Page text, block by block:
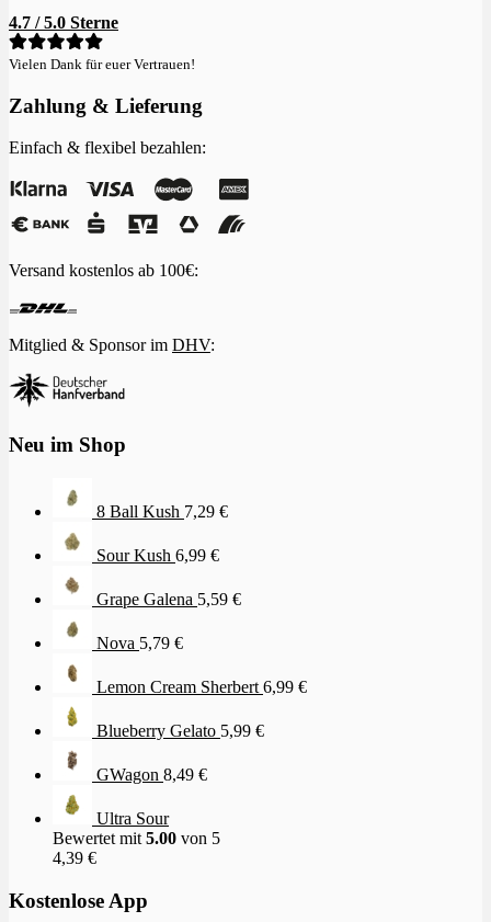
4.7 / 5.0 Sterne
Vielen Dank für euer Vertrauen!
Zahlung & Lieferung
Einfach & flexibel bezahlen:
Versand kostenlos ab 100€:
Mitglied & Sponsor im DHV:
Neu im Shop
8 Ball Kush 7,29 €
Sour Kush 6,99 €
Grape Galena 5,59 €
Nova 5,79 €
Lemon Cream Sherbert 6,99 €
Blueberry Gelato 5,99 €
GWagon 8,49 €
Ultra Sour
Bewertet mit 5.00 von 5
4,39 €
Kostenlose App